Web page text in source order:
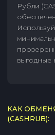
Рубли
выгодные
КАК
(CASHRUB):